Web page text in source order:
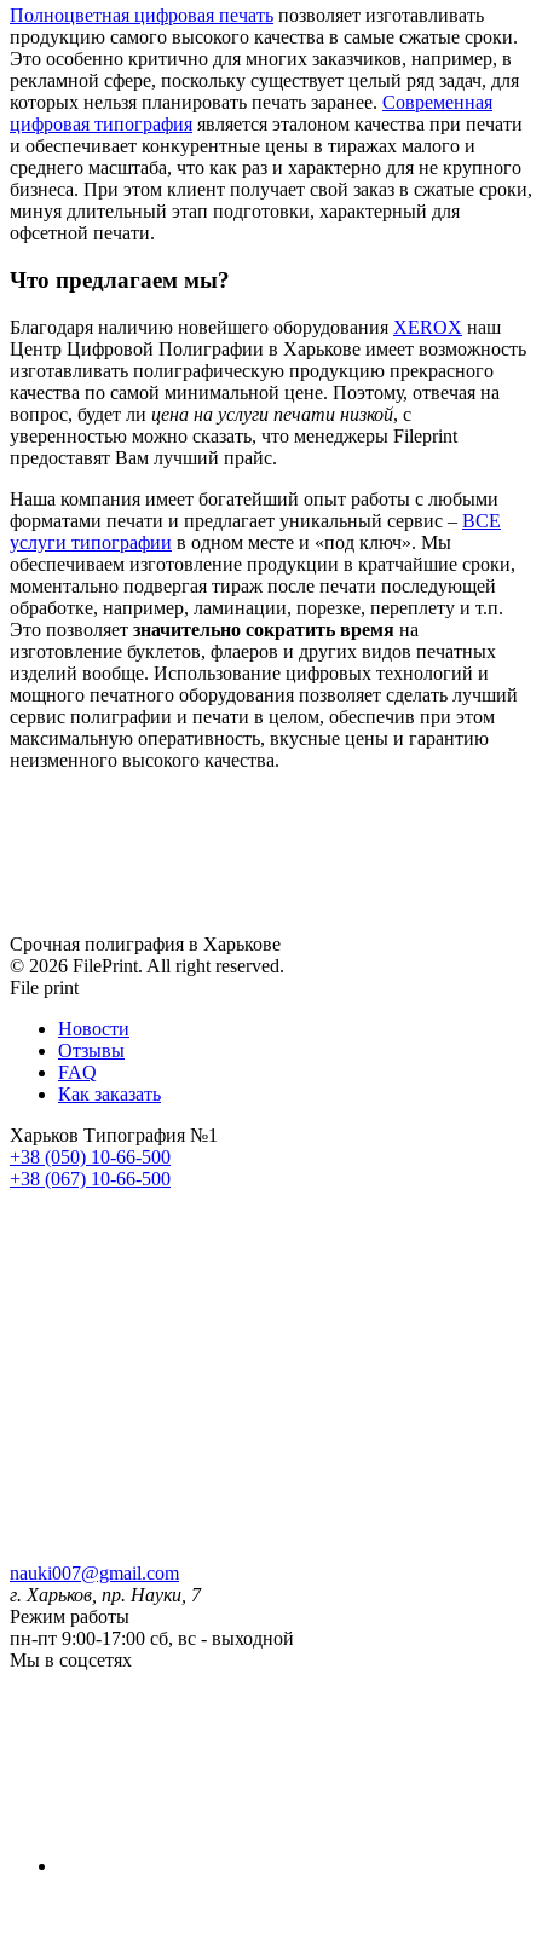
Полноцветная цифровая печать позволяет изготавливать
продукцию самого высокого качества в самые сжатые сроки.
Это особенно критично для многих заказчиков, например, в
рекламной сфере, поскольку существует целый ряд задач, для
которых нельзя планировать печать заранее. Современная
цифровая типография является эталоном качества при печати
и обеспечивает конкурентные цены в тиражах малого и
среднего масштаба, что как раз и характерно для не крупного
бизнеса. При этом клиент получает свой заказ в сжатые сроки,
минуя длительный этап подготовки, характерный для
офсетной печати.
Что предлагаем мы?
Благодаря наличию новейшего оборудования XEROX наш
Центр Цифровой Полиграфии в Харькове имеет возможность
изготавливать полиграфическую продукцию прекрасного
качества по самой минимальной цене. Поэтому, отвечая на
вопрос, будет ли цена на услуги печати низкой, с
уверенностью можно сказать, что менеджеры Fileprint
предоставят Вам лучший прайс.
Наша компания имеет богатейший опыт работы с любыми
форматами печати и предлагает уникальный сервис – ВСЕ
услуги типографии в одном месте и «под ключ». Мы
обеспечиваем изготовление продукции в кратчайшие сроки,
моментально подвергая тираж после печати последующей
обработке, например, ламинации, порезке, переплету и т.п.
Это позволяет значительно сократить время на
изготовление буклетов, флаеров и других видов печатных
изделий вообще. Использование цифровых технологий и
мощного печатного оборудования позволяет сделать лучший
сервис полиграфии и печати в целом, обеспечив при этом
максимальную оперативность, вкусные цены и гарантию
неизменного высокого качества.
Срочная полиграфия в Харькове
© 2026 FilePrint. All right reserved.
File print
Новости
Отзывы
FAQ
Как заказать
Харьков Типография №1
+38 (050) 10-66-500
+38 (067) 10-66-500
nauki007@gmail.com
г. Харьков, пр. Науки, 7
Режим работы
пн-пт 9:00-17:00 сб, вс - выходной
Мы в соцсетях